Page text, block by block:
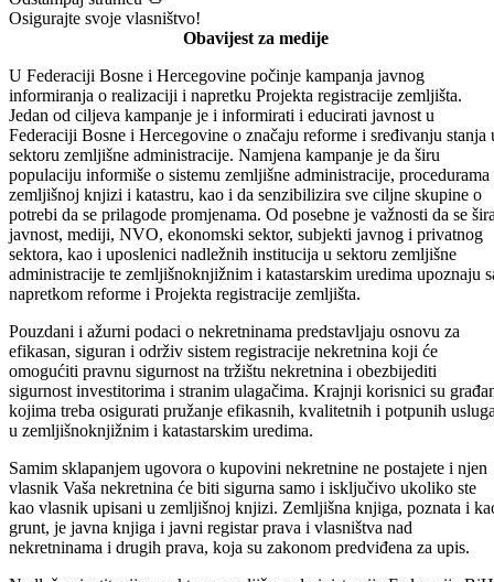
Datum: 31.05.2010.
Osigurajte svoje vlasništvo!
Obavijest za medije
U Federaciji Bosne i Hercegovine počinje kampanja javnog
informiranja o realizaciji i napretku Projekta registracije zemljišta.
Jedan od ciljeva kampanje je i informirati i educirati javnost u
Federaciji Bosne i Hercegovine o značaju reforme i sređivanju stanja
sektoru zemljišne administracije. Namjena kampanje je da širu
populaciju informiše o sistemu zemljišne administracije, procedurama
zemljišnoj knjizi i katastru, kao i da senzibilizira sve ciljne skupine o
potrebi da se prilagode promjenama. Od posebne je važnosti da se
javnost, mediji, NVO, ekonomski sektor, subjekti javnog i privatnog
administracije te zemljišnoknjižnim i katastarskim uredima upoznaju
napretkom reforme i Projekta registracije zemljišta.
Pouzdani i ažurni podaci o nekretninama predstavljaju osnovu za
efikasan, siguran i održiv sistem registracije nekretnina koji će
omogućiti pravnu sigurnost na tržištu nekretnina i obezbijediti
kojima treba osigurati pružanje efikasnih, kvalitetnih i potpunih
u zemljišnoknjižnim i katastarskim uredima.
Samim sklapanjem ugovora o kupovini nekretnine ne postajete i njen
vlasnik Vaša nekretnina će biti sigurna samo i isključivo ukoliko ste